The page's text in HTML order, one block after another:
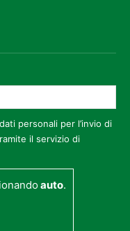
personali per l’invio di
il servizio di
auto.